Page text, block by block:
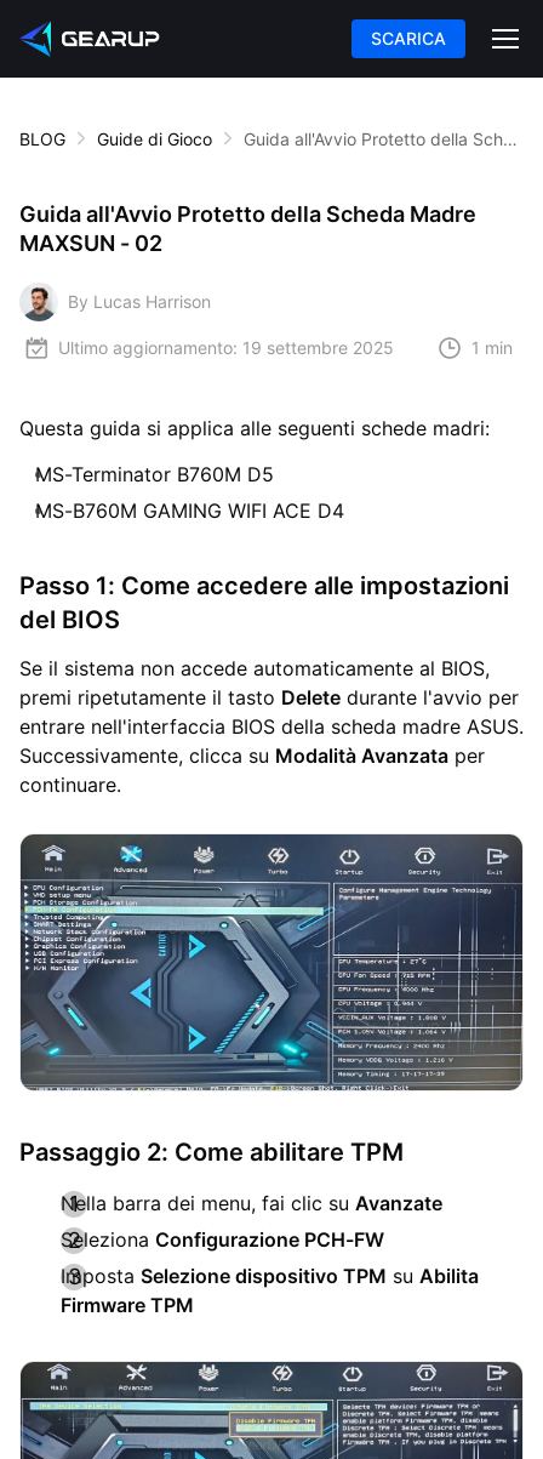
SCARICA
BLOG Guide di Gioco Guida all'Avvio Protetto della Scheda Madre MAXSUN - 02
Guida all'Avvio Protetto della Scheda Madre
MAXSUN - 02
By Lucas Harrison
Ultimo aggiornamento: 19 settembre 2025 1 min
Questa guida si applica alle seguenti schede madri:
MS-Terminator B760M D5
MS-B760M GAMING WIFI ACE D4
Passo 1: Come accedere alle impostazioni
del BIOS
Se il sistema non accede automaticamente al BIOS,
premi ripetutamente il tasto Delete durante l'avvio per
entrare nell'interfaccia BIOS della scheda madre ASUS.
Successivamente, clicca su Modalità Avanzata per
continuare.
Passaggio 2: Come abilitare TPM
Nella barra dei menu, fai clic su Avanzate
Seleziona Configurazione PCH-FW
Imposta Selezione dispositivo TPM su Abilita
Firmware TPM